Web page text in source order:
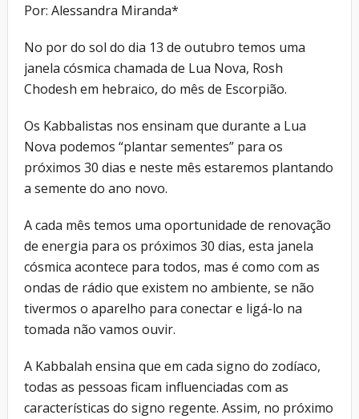
Por: Alessandra Miranda*
No por do sol do dia 13 de outubro temos uma
janela cósmica chamada de Lua Nova, Rosh
Chodesh em hebraico, do mês de Escorpião.
Os Kabbalistas nos ensinam que durante a Lua
Nova podemos “plantar sementes” para os
próximos 30 dias e neste mês estaremos plantando
a semente do ano novo.
A cada mês temos uma oportunidade de renovação
de energia para os próximos 30 dias, esta janela
cósmica acontece para todos, mas é como com as
ondas de rádio que existem no ambiente, se não
tivermos o aparelho para conectar e ligá-lo na
tomada não vamos ouvir.
A Kabbalah ensina que em cada signo do zodíaco,
todas as pessoas ficam influenciadas com as
características do signo regente. Assim, no próximo